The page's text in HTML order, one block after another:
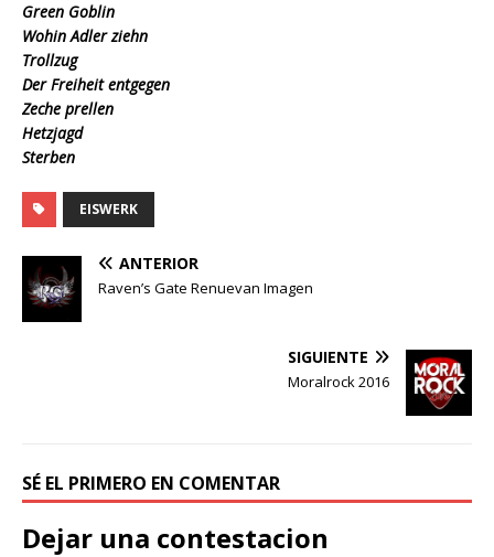
Green Goblin
Wohin Adler ziehn
Trollzug
Der Freiheit entgegen
Zeche prellen
Hetzjagd
Sterben
EISWERK
ANTERIOR
Raven’s Gate Renuevan Imagen
SIGUIENTE
Moralrock 2016
SÉ EL PRIMERO EN COMENTAR
Dejar una contestacion